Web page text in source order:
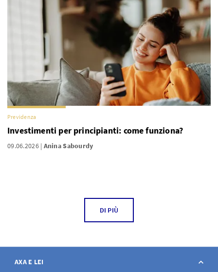
Previdenza
Investimenti per principianti: come funziona?
09.06.2026 Anina Sabourdy
DI PIÙ
AXA E LEI